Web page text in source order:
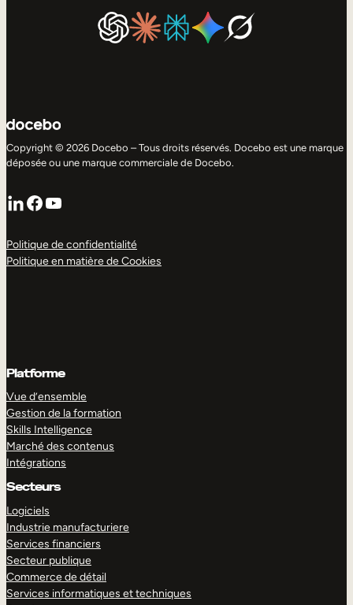
Copyright © 2026 Docebo – Tous droits réservés. Docebo est une marque
déposée ou une marque commerciale de Docebo.
LinkedIn
Facebook
YouTube
Politique de confidentialité
Politique en matière de Cookies
Platforme
Vue d’ensemble
Gestion de la formation
Skills Intelligence
Marché des contenus
Intégrations
Secteurs
Logiciels
Industrie manufacturiere
Services financiers
Secteur publique
Commerce de détail
Services informatiques et techniques